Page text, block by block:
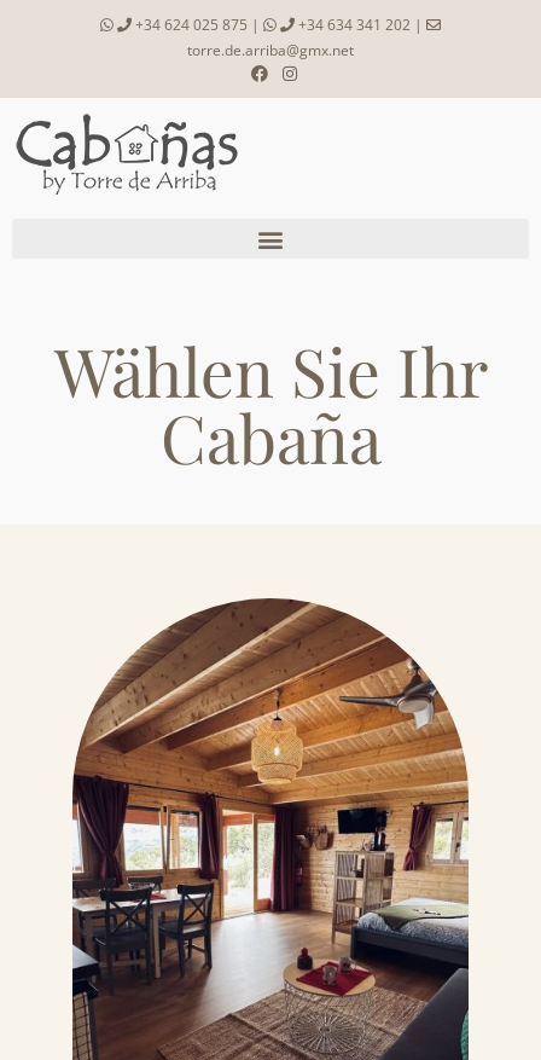
+34 624 025 875 | +34 634 341 202 |
torre.de.arriba@gmx.net
Wählen Sie Ihr
Cabaña